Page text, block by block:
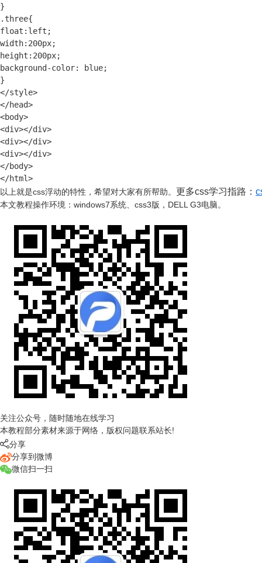
}
.three{
float:left;
width:200px;
height:200px;
background-color: blue;
}
</style>
</head>
<body>
<div></div>
<div></div>
<div></div>
</body>
</html>
以上就是css浮动的特性，希望对大家有所帮助。 更多css学习指路：
本文教程操作环境：windows7系统、css3版，DELL G3电脑。
关注公众号，随时随地在线学习
本教程部分素材来源于网络，版权问题联系站长!
分享
分享到微博
微信扫一扫